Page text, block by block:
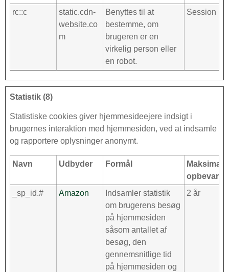
rc::c
static.cdn-
website.co
m
Benyttes til at
bestemme, om
brugeren er en
virkelig person eller
en robot.
Session
Statistik (8)
Statistiske cookies giver hjemmesideejere indsigt i
brugernes interaktion med hjemmesiden, ved at indsamle
og rapportere oplysninger anonymt.
Navn Udbyder Formål
Maksimal
_sp_id.#
Amazon
Indsamler statistik
om brugerens besøg
på hjemmesiden
såsom antallet af
besøg, den
gennemsnitlige tid
på hjemmesiden og
2 år